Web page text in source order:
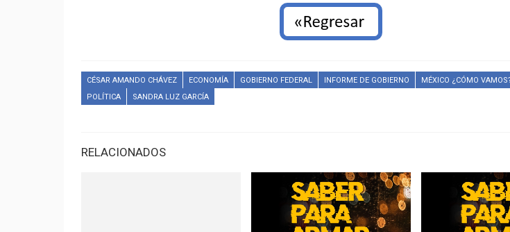
CÉSAR AMANDO CHÁVEZ ECONOMÍA GOBIERNO FEDERAL INFORME DE GOBIERNO MÉXICO ¿CÓMO
POLÍTICA
SANDRA LUZ GARCÍA
RELACIONADOS